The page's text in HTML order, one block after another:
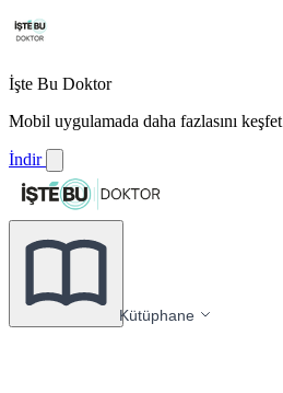
İşte Bu Doktor
Mobil uygulamada daha fazlasını keşfet
İndir
Kütüphane